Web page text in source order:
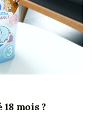
mois ?